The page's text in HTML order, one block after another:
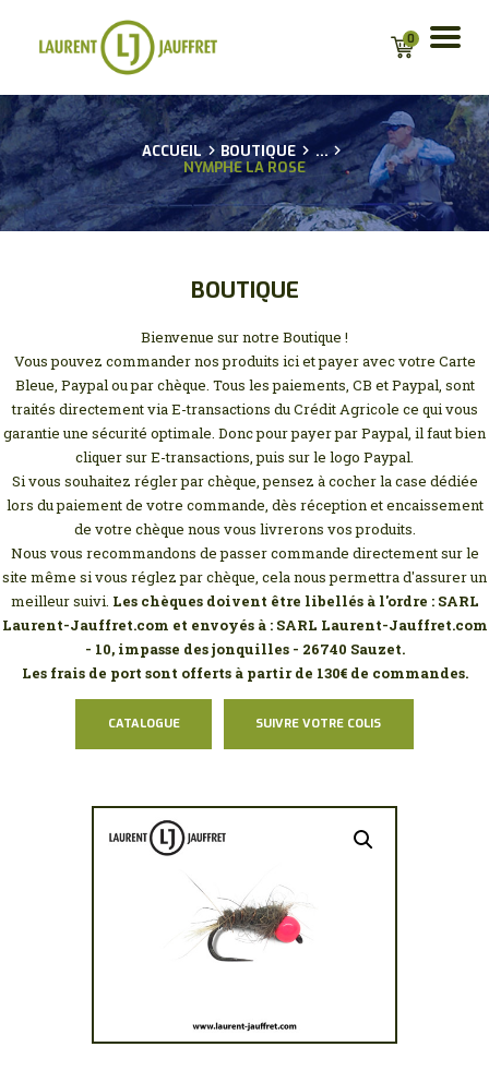
0
ACCUEIL BOUTIQUE
...
NYMPHE LA ROSE
BOUTIQUE
Bienvenue sur notre Boutique !
Vous pouvez commander nos produits ici et payer avec votre Carte
Bleue, Paypal ou par chèque. Tous les paiements, CB et Paypal, sont
traités directement via E-transactions du Crédit Agricole ce qui vous
garantie une sécurité optimale. Donc pour payer par Paypal, il faut bien
cliquer sur E-transactions, puis sur le logo Paypal.
Si vous souhaitez régler par chèque, pensez à cocher la case dédiée
lors du paiement de votre commande, dès réception et encaissement
de votre chèque nous vous livrerons vos produits.
Nous vous recommandons de passer commande directement sur le
site même si vous réglez par chèque, cela nous permettra d'assurer un
meilleur suivi. Les chèques doivent être libellés à l'ordre : SARL
Laurent-Jauffret.com et envoyés à : SARL Laurent-Jauffret.com
- 10, impasse des jonquilles - 26740 Sauzet.
Les frais de port sont offerts à partir de 130€ de commandes.
CATALOGUE SUIVRE VOTRE COLIS
ACCUEIL
BIO
CONSEILS
GUIDAGES
BOUTIQUE EN LIGNE
POUR LES
PROFESSIONNELS
PARTENAIRES
CONTACT
MA LISTE D’ENVIE
MON COMPTE